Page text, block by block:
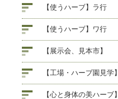
【使うハーブ】ラ行
【使うハーブ】ワ行
【展示会、見本市】
【工場・ハーブ園見学】
【心と身体の美ハーブ】